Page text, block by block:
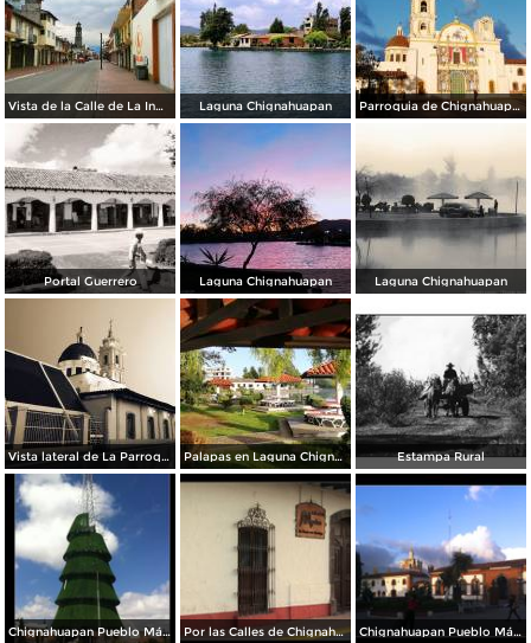
Vista de la Calle de La Inmaculada en Semana Santa 2020. Laguna Chignahuapan Parroquia de Chignahuapan
Portal Guerrero Laguna Chignahuapan Laguna Chignahuapan
Vista lateral de La Parroquia Palapas en Laguna Chignahuapan Estampa Rural
Chignahuapan Pueblo Mágico Por las Calles de Chignahuapan Chignahuapan Pueblo Mágico